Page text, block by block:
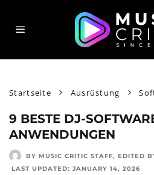
Startseite Ausrüstung
9 BESTE DJ-
ANWENDUNGEN
BY MUSIC CRITIC STAFF, EDITED
LAST UPDATED: JANUARY 14, 2026